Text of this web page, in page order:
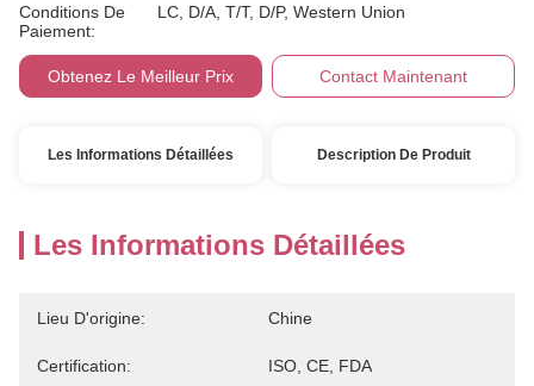
Conditions De
Paiement:
LC, D/A, T/T, D/P, Western Union
Obtenez Le Meilleur Prix Contact Maintenant
Les Informations Détaillées Description De Produit
Les Informations Détaillées
Lieu D'origine: Chine
Certification: ISO, CE, FDA